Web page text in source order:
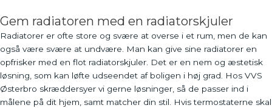
Gem radiatoren med en radiatorskjuler
Radiatorer er ofte store og svære at overse i et rum, men de kan
også være svære at undvære. Man kan give sine radiatorer en
opfrisker med en flot radiatorskjuler. Det er en nem og æstetisk
løsning, som kan løfte udseendet af boligen i høj grad. Hos VVS
Østerbro skræddersyer vi gerne løsninger, så de passer ind i
målene på dit hjem, samt matcher din stil. Hvis termostaterne skal